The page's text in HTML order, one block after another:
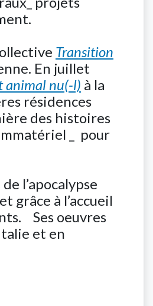
Transition
En juillet
animal nu(-l) à la
résidences
des histoires
_ pour
l’apocalypse
grâce à l’accueil
Ses oeuvres
et en